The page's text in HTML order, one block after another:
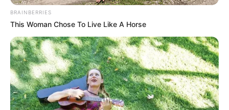
BRAINBERRIES
This Woman Chose To Live Like A Horse